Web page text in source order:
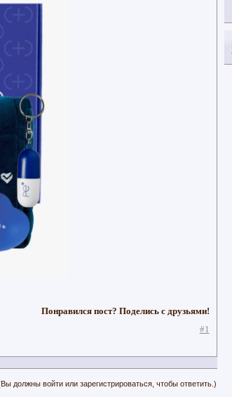
Понравился пост? Поделись с друзьями!
#1
должны войти или зарегистрироваться, чтобы ответить.)